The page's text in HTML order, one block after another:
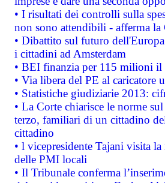
• I risultati dei controlli sulla
non sono attendibili - afferma la
• Dibattito sul futuro
i cittadini ad Amsterdam
• BEI finanzia per 115 milioni
• Via libera del PE al caricatore
• Statistiche giudiziarie 2013:
• La Corte chiarisce le norme
terzo, familiari di un cittadino
cittadino
• l vicepresidente Tajani visita
delle PMI locali
• Il Tribunale conferma